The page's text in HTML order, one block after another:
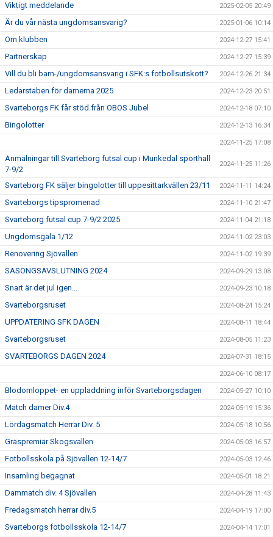
Viktigt meddelande 2025-02-05 20:49
Är du vår nästa ungdomsansvarig? 2025-01-06 10:14
Om klubben 2024-12-27 15:41
Partnerskap 2024-12-27 15:39
Vill du bli barn-/ungdomsansvarig i SFK:s fotbollsutskott? 2024-12-26 21:34
Ledarstaben för damerna 2025 2024-12-23 20:51
Svarteborgs FK får stöd från OBOS Jubel 2024-12-18 07:10
Bingolotter 2024-12-13 16:34
2024-11-25 17:08
Anmälningar till Svarteborg futsal cup i Munkedal sporthall
7-9/2
2024-11-25 11:26
Svarteborg FK säljer bingolotter till uppesittarkvällen 23/11 2024-11-11 14:24
Svarteborgs tipspromenad 2024-11-10 21:47
Svarteborg futsal cup 7-9/2 2025 2024-11-04 21:18
Ungdomsgala 1/12 2024-11-02 23:03
Renovering Sjövallen 2024-11-02 19:39
SÄSONGSAVSLUTNING 2024 2024-09-29 13:08
Snart är det jul igen... 2024-09-23 10:18
Svarteborgsruset 2024-08-24 15:24
UPPDATERING SFK DAGEN 2024-08-11 18:44
Svarteborgsruset 2024-08-05 11:23
SVARTEBORGS DAGEN 2024 2024-07-31 18:15
2024-06-10 08:17
Blodomloppet- en uppladdning inför Svarteborgsdagen 2024-05-27 10:10
Match damer Div.4 2024-05-19 15:36
Lördagsmatch Herrar Div. 5 2024-05-18 10:56
Gräspremiär Skogsvallen 2024-05-03 16:57
Fotbollsskola på Sjövallen 12-14/7 2024-05-03 12:46
Insamling begagnat 2024-05-01 18:21
Dammatch div. 4 Sjövallen 2024-04-28 11:43
Fredagsmatch herrar div.5 2024-04-19 17:00
Svarteborgs fotbollsskola 12-14/7 2024-04-14 17:01